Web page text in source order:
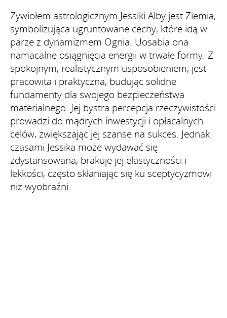
Żywiołem astrologicznym Jessiki Alby jest Ziemia,
symbolizująca ugruntowane cechy, które idą w
parze z dynamizmem Ognia. Uosabia ona
namacalne osiągnięcia energii w trwałe formy. Z
spokojnym, realistycznym usposobieniem, jest
pracowita i praktyczna, budując solidne
fundamenty dla swojego bezpieczeństwa
materialnego. Jej bystra percepcja rzeczywistości
prowadzi do mądrych inwestycji i opłacalnych
celów, zwiększając jej szanse na sukces. Jednak
czasami Jessika może wydawać się
zdystansowana, brakuje jej elastyczności i
lekkości, często skłaniając się ku sceptycyzmowi
niż wyobraźni.